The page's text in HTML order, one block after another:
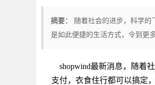
摘要：
随着社会的进步，科学
是如此便捷的生活方式，令到更
shopwind最新消息，随着
支付，衣食住行都可以搞定